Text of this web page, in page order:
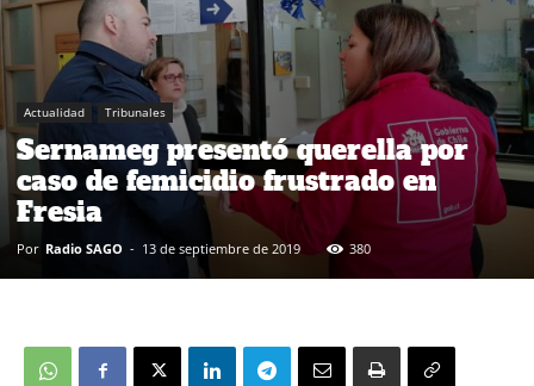
Actualidad Tribunales
Sernameg presentó querella por
caso de femicidio frustrado en
Fresia
Por Radio SAGO - 13 de septiembre de 2019 380